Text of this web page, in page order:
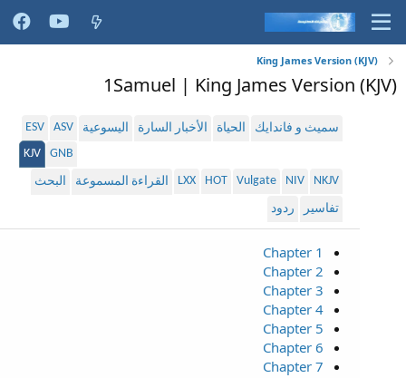
King James Version (KJV)
1Samuel | King James Version (KJV)
سميث و فاندايك الحياة الأخبار السارة اليسوعية ASV
ESV
GNB
KJV
NKJV
NIV
Vulgate
HOT
LXX القراءة المسموعة
البحث
تفاسير
ردود
Chapter 1
Chapter 2
Chapter 3
Chapter 4
Chapter 5
Chapter 6
Chapter 7